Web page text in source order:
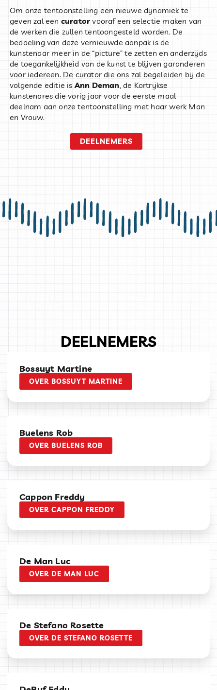
Om onze tentoonstelling een nieuwe dynamiek te
geven zal een curator vooraf een selectie maken van
de werken die zullen tentoongesteld worden. De
bedoeling van deze vernieuwde aanpak is de
kunstenaar meer in de “picture” te zetten en anderzijds
de toegankelijkheid van de kunst te blijven garanderen
voor iedereen. De curator die ons zal begeleiden bij de
volgende editie is Ann Deman , de Kortrijkse
kunstenares die vorig jaar voor de eerste maal
deelnam aan onze tentoonstelling met haar werk Man
en Vrouw.
DEELNEMERS
DEELNEMERS
Bossuyt Martine
OVER BOSSUYT MARTINE
Buelens Rob
OVER BUELENS ROB
Cappon Freddy
OVER CAPPON FREDDY
De Man Luc
OVER DE MAN LUC
De Stefano Rosette
OVER DE STEFANO ROSETTE